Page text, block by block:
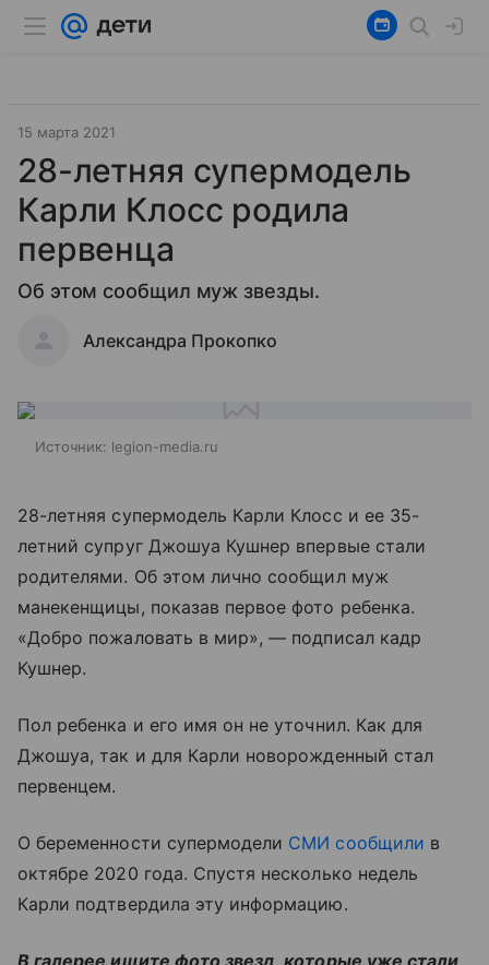
15 марта 2021
28-летняя супермодель
Карли Клосс родила
первенца
Об этом сообщил муж звезды.
Александра Прокопко
Источник: legion-media.ru
28-летняя супермодель Карли Клосс и ее 35-
летний супруг Джошуа Кушнер впервые стали
родителями. Об этом лично сообщил муж
манекенщицы, показав первое фото ребенка.
«Добро пожаловать в мир», — подписал кадр
Кушнер.
Пол ребенка и его имя он не уточнил. Как для
Джошуа, так и для Карли новорожденный стал
первенцем.
О беременности супермодели СМИ сообщили в
октябре 2020 года. Спустя несколько недель
Карли подтвердила эту информацию.
В галерее ищите фото звезд, которые уже стали